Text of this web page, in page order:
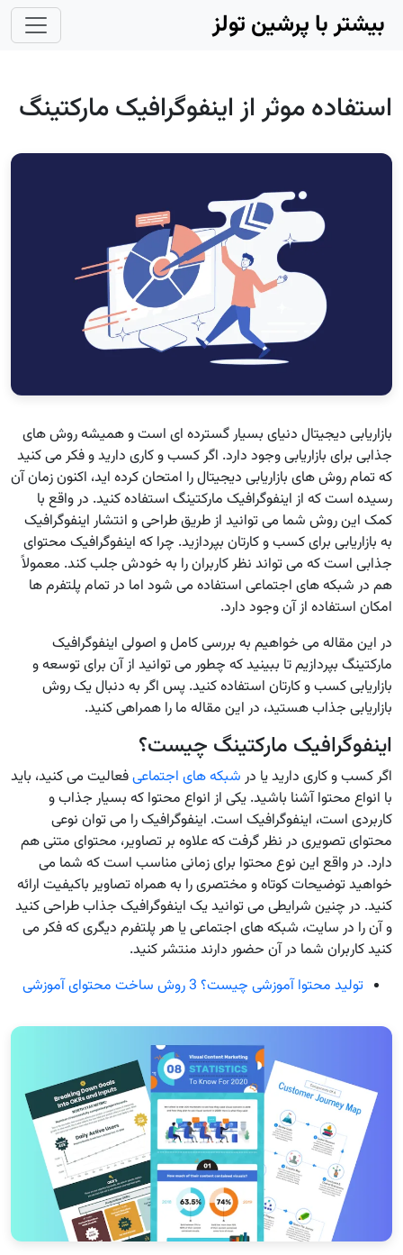
Skip to main content
بیشتر با پرشین تولز
استفاده موثر از اینفوگرافیک مارکتینگ
بازاریابی دیجیتال دنیای بسیار گسترده ای است و همیشه روش های
جذابی برای بازاریابی وجود دارد. اگر کسب و کاری دارید و فکر می کنید
که تمام روش های بازاریابی دیجیتال را امتحان کرده اید، اکنون زمان آن
رسیده است که از اینفوگرافیک مارکتینگ استفاده کنید. در واقع با
کمک این روش شما می توانید از طریق طراحی و انتشار اینفوگرافیک
به بازاریابی برای کسب و کارتان بپردازید. چرا که اینفوگرافیک محتوای
جذابی است که می تواند نظر کاربران را به خودش جلب کند. معمولاً
هم در شبکه های اجتماعی استفاده می شود اما در تمام پلتفرم ها
امکان استفاده از آن وجود دارد.
در این مقاله می خواهیم به بررسی کامل و اصولی اینفوگرافیک
مارکتینگ بپردازیم تا ببینید که چطور می توانید از آن برای توسعه و
بازاریابی کسب و کارتان استفاده کنید. پس اگر به دنبال یک روش
بازاریابی جذاب هستید، در این مقاله ما را همراهی کنید.
اینفوگرافیک مارکتینگ چیست؟
اگر کسب و کاری دارید یا در شبکه های اجتماعیفعالیت می کنید، باید
با انواع محتوا آشنا باشید. یکی از انواع محتوا که بسیار جذاب و
کاربردی است، اینفوگرافیک است. اینفوگرافیک را می توان نوعی
محتوای تصویری در نظر گرفت که علاوه بر تصاویر، محتوای متنی هم
دارد. در واقع این نوع محتوا برای زمانی مناسب است که شما می
خواهید توضیحات کوتاه و مختصری را به همراه تصاویر باکیفیت ارائه
کنید. در چنین شرایطی می توانید یک اینفوگرافیک جذاب طراحی کنید
و آن را در سایت، شبکه های اجتماعی یا هر پلتفرم دیگری که فکر می
کنید کاربران شما در آن حضور دارند منتشر کنید.
تولید محتوا آموزشی چیست؟ 3 روش ساخت محتوای آموزشی